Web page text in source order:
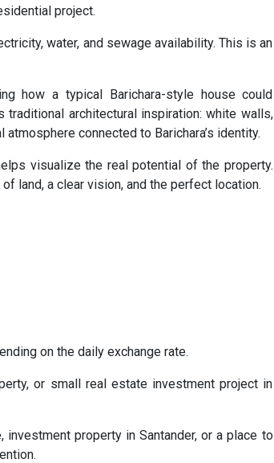
project.
water, and sewage availability. This is an
how a typical Barichara-style house could
architectural inspiration: white walls,
connected to Barichara’s identity.
visualize the real potential of the property.
land, a clear vision, and the perfect location.
on the daily exchange rate.
or small real estate investment project in
property in Santander, or a place to